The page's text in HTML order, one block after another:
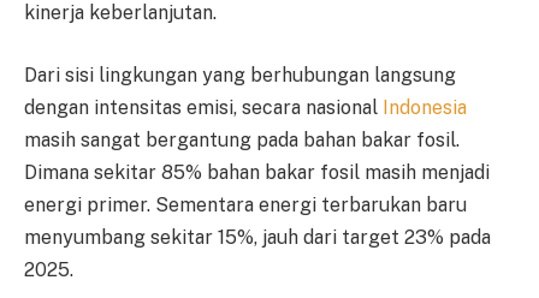
kinerja keberlanjutan.
Dari sisi lingkungan yang berhubungan langsung
dengan intensitas emisi, secara nasional Indonesia
masih sangat bergantung pada bahan bakar fosil.
Dimana sekitar 85% bahan bakar fosil masih menjadi
energi primer. Sementara energi terbarukan baru
menyumbang sekitar 15%, jauh dari target 23% pada
2025.